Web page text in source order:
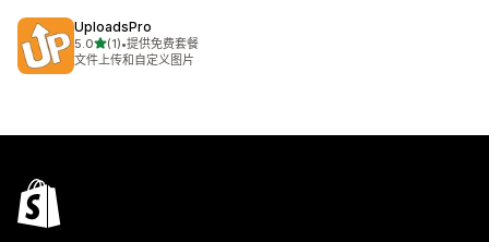
UploadsPro
5.0星（满分 5 星）
(1)
总共 1 条评论
•提供免费套餐
文件上传和自定义图片